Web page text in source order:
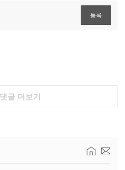
댓글 더보기